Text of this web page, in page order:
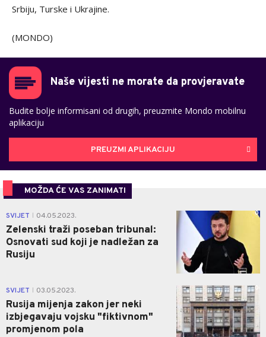
Srbiju, Turske i Ukrajine.
(MONDO)
Naše vijesti ne morate da provjeravate
Budite bolje informisani od drugih, preuzmite Mondo mobilnu
aplikaciju
PREUZMI APLIKACIJU
MOŽDA ĆE VAS ZANIMATI
SVIJET 04.05.2023.
Zelenski traži poseban tribunal:
Osnovati sud koji je nadležan za
Rusiju
0
SVIJET 03.05.2023.
Rusija mijenja zakon jer neki
izbjegavaju vojsku "fiktivnom"
promjenom pola
0